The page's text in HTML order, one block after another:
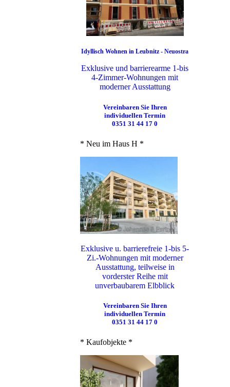
Idyllisch Wohnen in Leubnitz - Neuostra
Exklusive und barrierearme 1-bis
4-Zimmer-Wohnungen mit
moderner Ausstattung
Vereinbaren Sie Ihren
individuellen Termin
0351 31 44 17 0
* Neu im Haus H *
Exklusive u. barrierefreie 1-bis 5-
Zi.-Wohnungen mit moderner
Ausstattung, teilweise in
vorderster Reihe mit
unverbaubarem Elbblick
Vereinbaren Sie Ihren
individuellen Termin
0351 31 44 17 0
* Kaufobjekte *